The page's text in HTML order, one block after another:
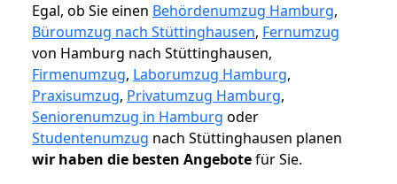
Egal, ob Sie einen Behördenumzug Hamburg,
Büroumzug nach Stüttinghausen, Fernumzug
von Hamburg nach Stüttinghausen,
Firmenumzug, Laborumzug Hamburg,
Praxisumzug, Privatumzug Hamburg,
Seniorenumzug in Hamburg oder
Studentenumzug nach Stüttinghausen planen
wir haben die besten Angebotefür Sie.